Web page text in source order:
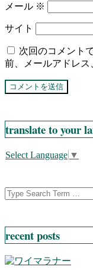
メール ※
サイト
次回のコメント
前、メールアドレス
translate to your
Select Language ▼
Search
recent posts